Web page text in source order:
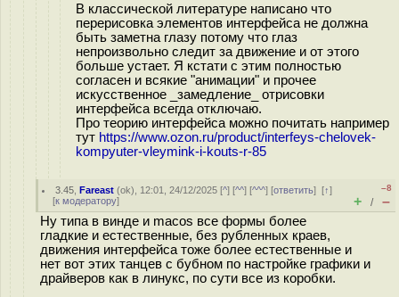
В классической литературе написано что
перерисовка элементов интерфейса не должна
быть заметна глазу потому что глаз
непроизвольно следит за движение и от этого
больше устает. Я кстати с этим полностью
согласен и всякие "анимации" и прочее
искусственное _замедление_ отрисовки
интерфейса всегда отключаю.
Про теорию интерфейса можно почитать например
тут https://www.ozon.ru/product/interfeys-chelovek-
kompyuter-vleymink-i-kouts-r-85
3.45 ,Fareast (ok), 12:01, 24/12/2025 [^] [^^] [^^^] [ответить][↑]
[к модератору]
–8
+ / –
Ну типа в винде и macos все формы более
гладкие и естественные, без рубленных краев,
движения интерфейса тоже более естественные и
нет вот этих танцев с бубном по настройке графики и
драйверов как в линукс, по сути все из коробки.